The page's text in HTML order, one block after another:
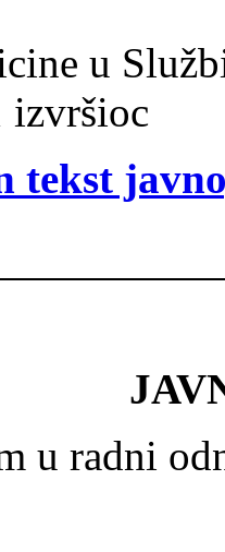
u
izvršioc
tekst
u radni